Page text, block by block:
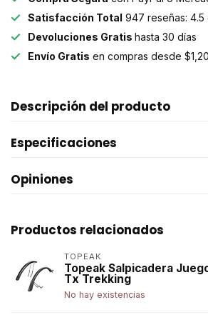
Satisfacción Total 947 reseñas: 4.5
Devoluciones Gratis hasta 30 días
Envío Gratis en compras desde
Descripción del producto
Especificaciones
Opiniones
Productos relacionados
TOPEAK
Topeak Salpicadera
Tx Trekking
No hay existencias